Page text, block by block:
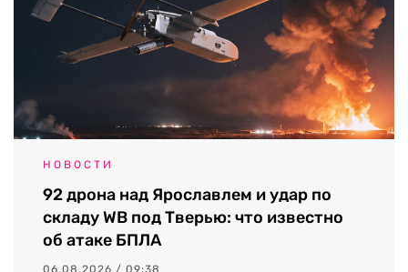
НОВОСТИ
92 дрона над Ярославлем и удар по
складу WB под Тверью: что известно
об атаке БПЛА
06.08.2026 / 09:38